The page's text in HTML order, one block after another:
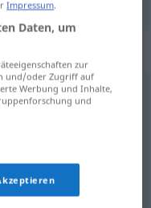
,abbiegen ,
Impressum.
Daten, um
zur
und/oder Zugriff auf
Werbung und Inhalte,
und